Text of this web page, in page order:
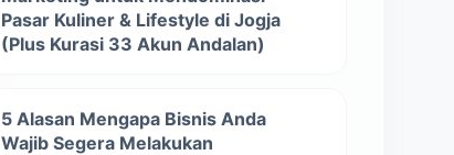
Pasar Kuliner & Lifestyle di Jogja
(Plus Kurasi 33 Akun Andalan)
5 Alasan Mengapa Bisnis Anda
Wajib Segera Melakukan